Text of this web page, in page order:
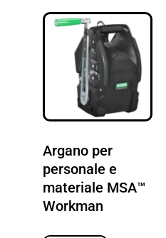
Argano per
personale e
materiale MSA™
Workman